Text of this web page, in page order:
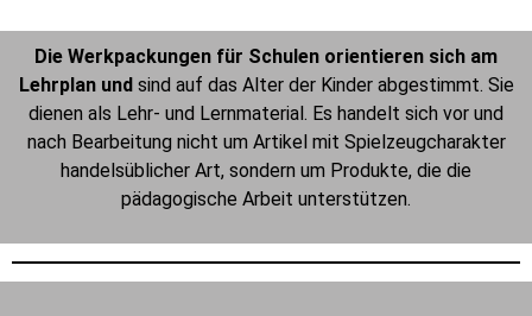
Die Werkpackungen für Schulen orientieren sich am
Lehrplan und sind auf das Alter der Kinder abgestimmt. Sie
dienen als Lehr- und Lernmaterial. Es handelt sich vor und
nach Bearbeitung nicht um Artikel mit Spielzeugcharakter
handelsüblicher Art, sondern um Produkte, die die
pädagogische Arbeit unterstützen.